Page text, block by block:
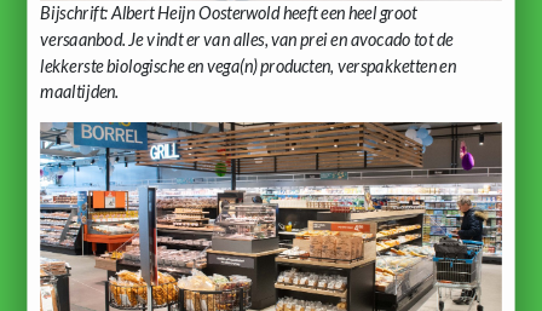
Bijschrift: Albert Heijn Oosterwold heeft een heel groot
versaanbod. Je vindt er van alles, van prei en avocado tot de
lekkerste biologische en vega(n) producten, verspakketten en
maaltijden.